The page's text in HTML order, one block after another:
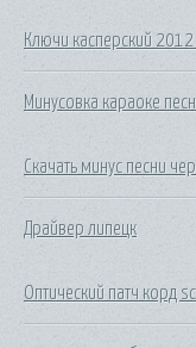
Ключи касперский
Минусовка караоке
Скачать минус песни
Драйвер липецк
Оптический патч корд